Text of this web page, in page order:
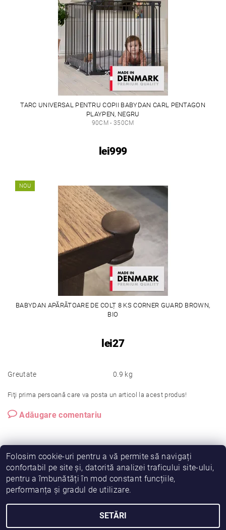
TARC UNIVERSAL PENTRU COPII BABYDAN CARL PENTAGON
PLAYPEN, NEGRU
90CM - 350CM
lei999
NOU
BABYDAN APĂRĂTOARE DE COLȚ 8 KS CORNER GUARD BROWN,
BIO
lei27
Greutate 0.9 kg
Fiţi prima persoană care va posta un articol la acest produs!
Adăugare comentariu
Vreau să fiu partener! Termeni și condiții
Prelucrarea datelor
Folosim cookie-uri pentru a vă permite să navigați
confortabil pe site și, datorită analizei traficului site-ului,
pentru a îmbunătăți în mod constant funcțiile,
performanța și gradul de utilizare.
SETĂRI